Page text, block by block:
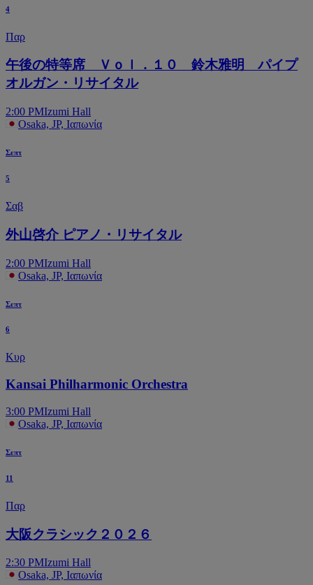
4
Παρ
午後の特等席 Ｖｏｌ．１０ 鈴木雅明 パイプ
オルガン・リサイタル
2:00 PMIzumi Hall
Osaka, JP, Ιαπωνία
Σεπτ
5
Σαβ
外山啓介 ピアノ・リサイタル
2:00 PMIzumi Hall
Osaka, JP, Ιαπωνία
Σεπτ
6
Κυρ
Kansai Philharmonic Orchestra
3:00 PMIzumi Hall
Osaka, JP, Ιαπωνία
Σεπτ
11
Παρ
大阪クラシック２０２６
2:30 PMIzumi Hall
Osaka, JP, Ιαπωνία